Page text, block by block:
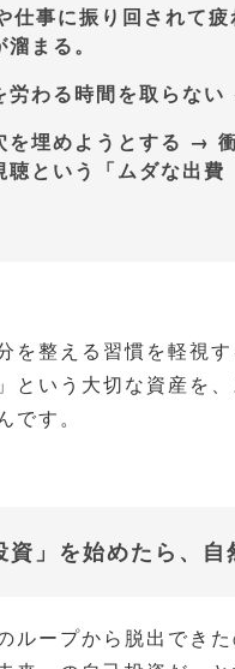
仕事に振り回されて
まる。
労わる時間を取らな
を埋めようとする →
聴という「ムダな出
を整える習慣を軽視
という大切な資産を
です。
資」を始めたら、
ループから脱出でき